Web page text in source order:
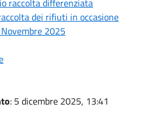
dei rifiuti in occasione
2025
: 5 dicembre 2025, 13:41